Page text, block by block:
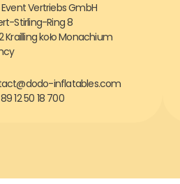
Vertriebs GmbH
Stirling-Ring 8
Krailling koło Monachium
inflatables.com
12 50 18 700